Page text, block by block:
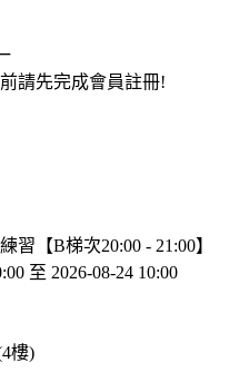
請先完成會員註冊!
習【B梯次20:00 - 21:00】
至 2026-08-24 10:00
樓)